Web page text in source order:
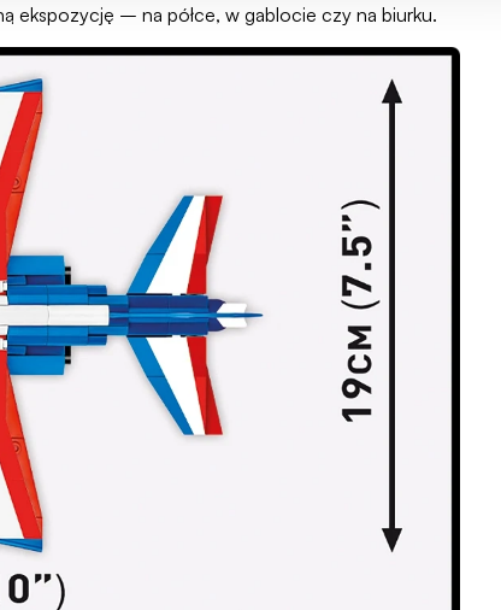
ekspozycję – na półce, w gablocie czy na biurku.